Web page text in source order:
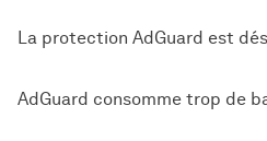
La protection AdGuard est
AdGuard consomme trop de